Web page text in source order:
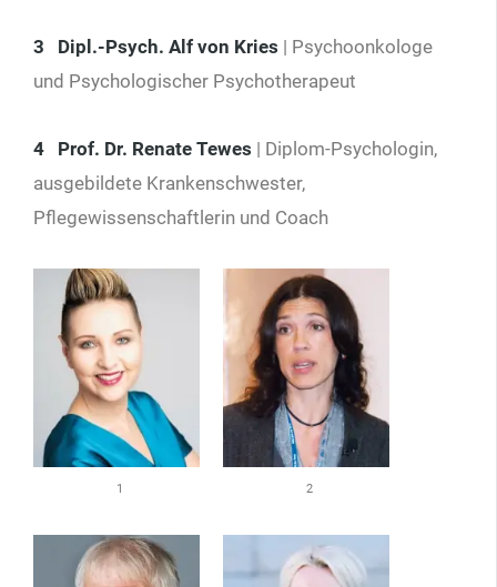
3 Dipl.-Psych. Alf von Kries | Psychoonkologe
und Psychologischer Psychotherapeut
4 Prof. Dr. Renate Tewes | Diplom-Psychologin,
ausgebildete Krankenschwester,
Pflegewissenschaftlerin und Coach
1 2